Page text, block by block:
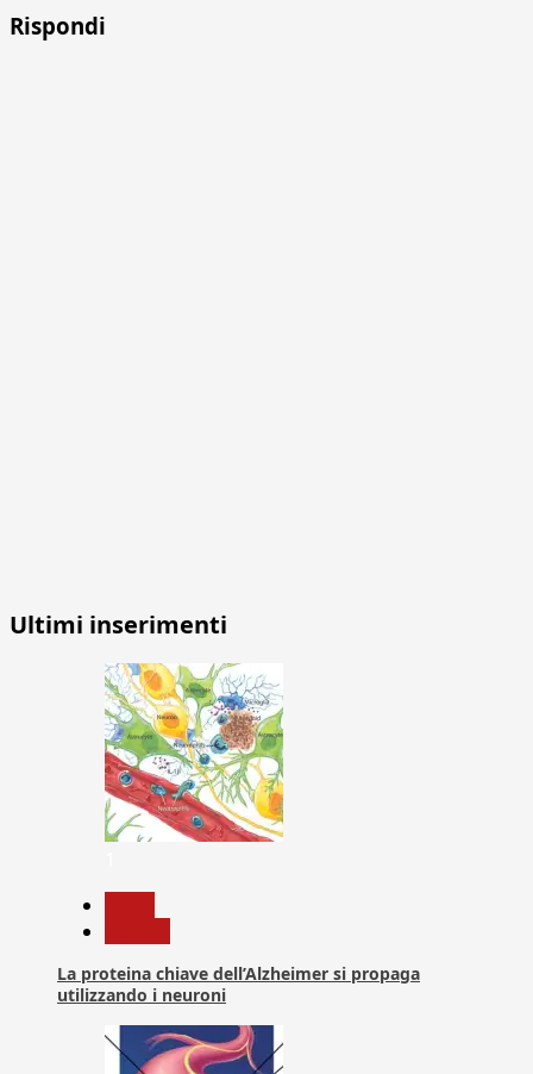
Rispondi
Ultimi inserimenti
La proteina chiave dell’Alzheimer si propaga
utilizzando i neuroni